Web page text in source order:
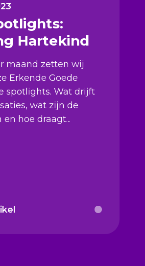
Hartekind
maand zetten wij
Erkende Goede
spotlights. Wat drijft
wat zijn de
hoe draagt...